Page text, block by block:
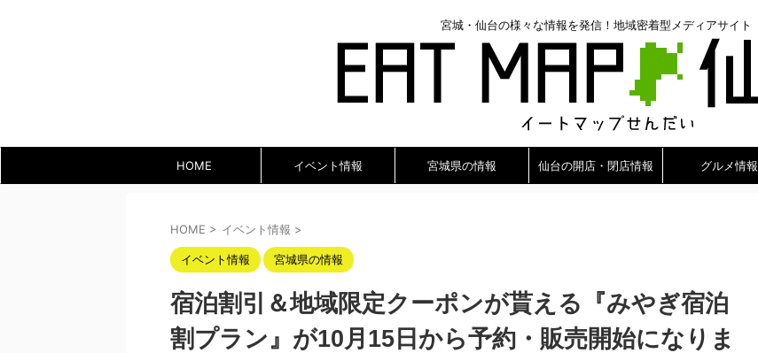
宮城・仙台の様々な情報を発信！地域密着型メディアサイト
HOME イベント情報 宮城県の情報 仙台の開店・閉店情報 グルメ情報
HOME > イベント情報 >
イベント情報 宮城県の情報
宿泊割引＆地域限定クーポンが貰える『みやぎ宿泊
割プラン』が10月15日から予約・販売開始になりま